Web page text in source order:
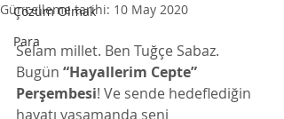
Çözüm Olmak
Para
Güncelleme tarihi: 10 May 2020
Selam millet. Ben Tuğçe Sabaz.
Bugün “Hayallerim Cepte”
Perşembesi! Ve sende hedeflediğin
hayatı yaşamanda seni